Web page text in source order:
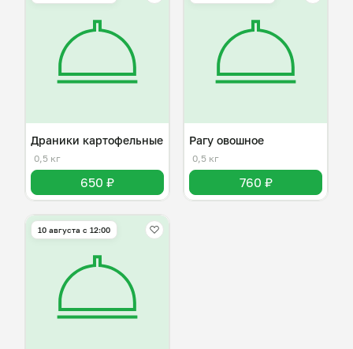
Драники картофельные
0,5 кг
650 ₽
Рагу овошное
0,5 кг
760 ₽
10 августа с 12:00